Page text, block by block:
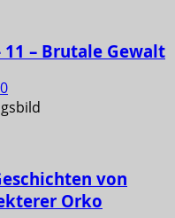
11 – Brutale Gewalt
0
von
Orko